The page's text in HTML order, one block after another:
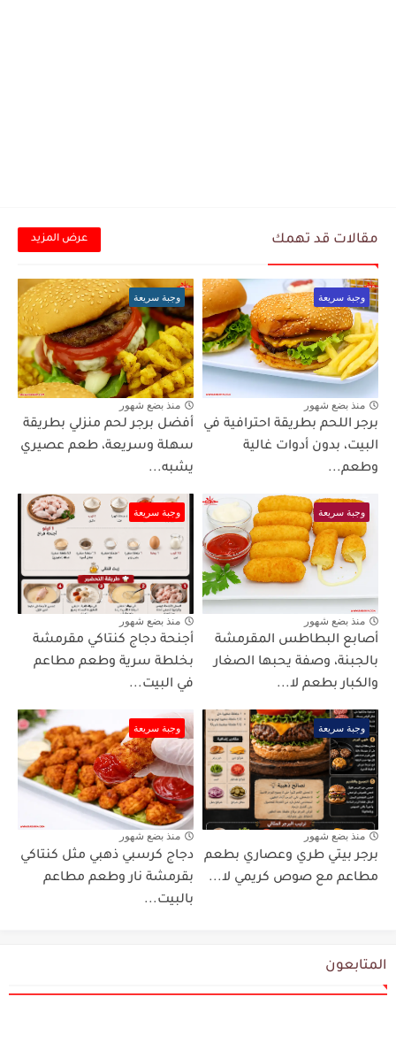
مقالات قد تهمك عرض المزيد
وجبة سريعة
منذ بضع شهور
برجر اللحم بطريقة احترافية في
البيت، بدون أدوات غالية
وطعم...
وجبة سريعة
منذ بضع شهور
أفضل برجر لحم منزلي بطريقة
سهلة وسريعة، طعم عصيري
يشبه...
وجبة سريعة
منذ بضع شهور
أصابع البطاطس المقرمشة
بالجبنة، وصفة يحبها الصغار
والكبار بطعم لا...
وجبة سريعة
منذ بضع شهور
أجنحة دجاج كنتاكي مقرمشة
بخلطة سرية وطعم مطاعم
في البيت...
وجبة سريعة
منذ بضع شهور
برجر بيتي طري وعصاري بطعم
مطاعم مع صوص كريمي لا...
وجبة سريعة
منذ بضع شهور
دجاج كرسبي ذهبي مثل كنتاكي
بقرمشة نار وطعم مطاعم
بالبيت...
المتابعون